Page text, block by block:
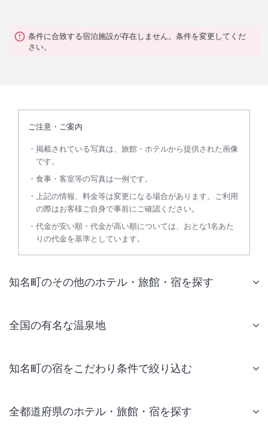
条件に合致する宿泊施設が存在しません。条件を変更してくだ
さい。
ご注意・ご案内
掲載されている写真は、旅館・ホテルから提供された画像
です。
食事・客室等の写真は一例です。
上記の情報、料金等は変更になる場合があります。ご利用
の際はお客様ご自身で事前にご確認ください。
代金が安い順・代金が高い順については、おとな1名あた
りの代金を基準としています。
知名町のその他のホテル・旅館・宿を探す
全国の有名な温泉地
知名町の宿をこだわり条件で絞り込む
全都道府県のホテル・旅館・宿を探す